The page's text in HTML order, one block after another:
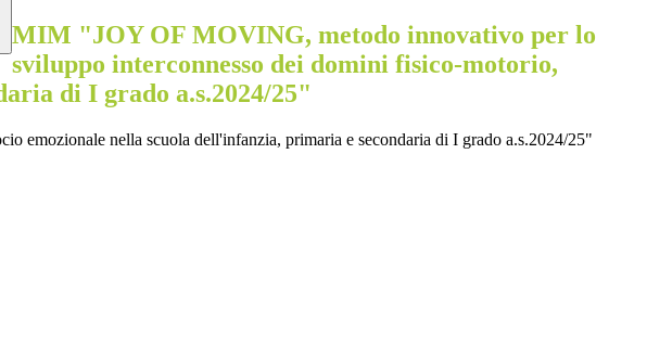
MIM "JOY OF MOVING, metodo innovativo per lo
sviluppo interconnesso dei domini fisico-motorio,
di I grado a.s.2024/25"
nella scuola dell'infanzia, primaria e secondaria di I grado a.s.2024/25"